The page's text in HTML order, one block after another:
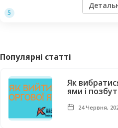
5
Популярні статті
Як
ями і
24 Червня,